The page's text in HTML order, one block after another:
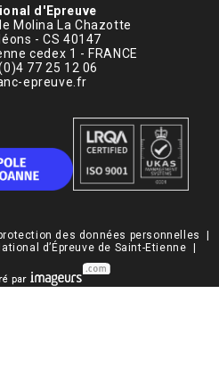
d'Epreuve
Molina La Chazotte
- CS 40147
cedex 1 - FRANCE
77 25 12 06
epreuve.fr
des données personnelles
d’Épreuve de Saint-Etienne |